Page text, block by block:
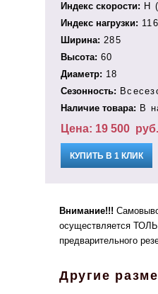
Индекс скорости: H
Индекс нагрузки:
Ширина: 285
Высота: 60
Диаметр: 18
Сезонность:
Наличие товара: В
Цена: 19 500
КУПИТЬ В 1 КЛИК
Внимание!!!
осуществляется
предварительного
Другие